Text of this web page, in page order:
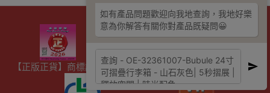
如有產品問題歡迎向我地查詢，我地好樂
意為你解答有關你對產品既疑問😀
【正版正貨】商標認證 優網店認證 滿HKD600免費送貨